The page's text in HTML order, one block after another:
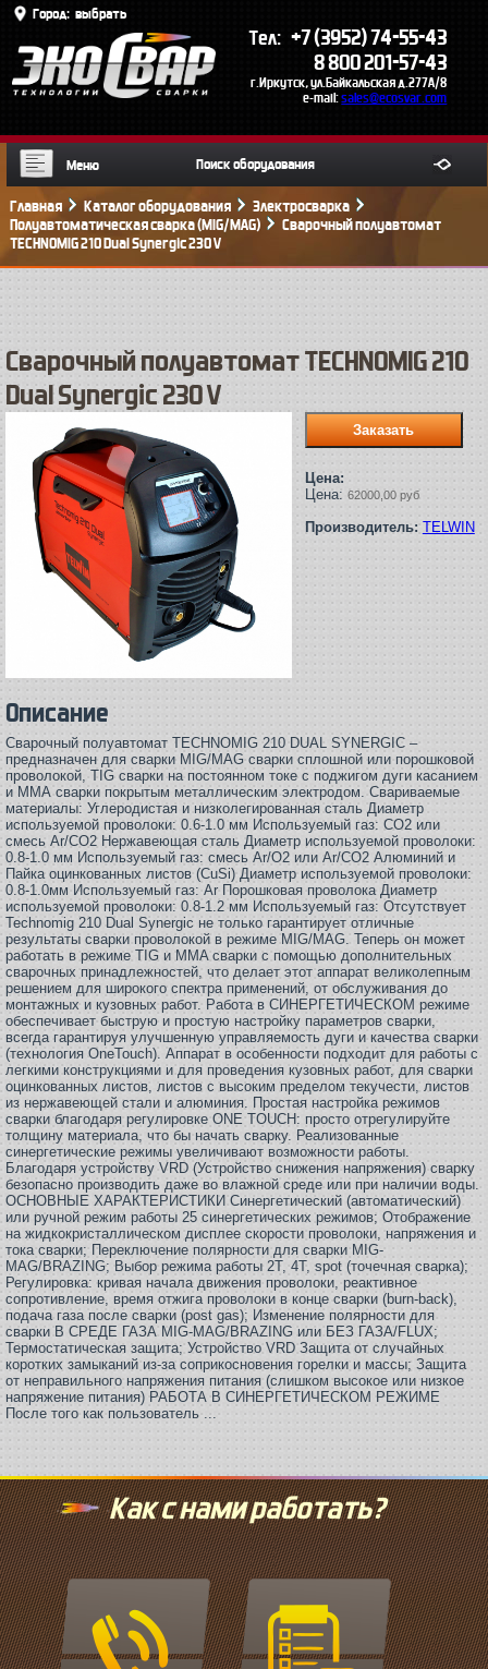
Город: выбрать
Тел: +7 (3952) 74-55-43
8 800 201-57-43
г.Иркутск, ул.Байкальская д.277А/8
e-mail:sales@ecosvar.com
Меню
Главная Каталог оборудования
Электросварка
Полуавтоматическая сварка (MIG/MAG)
Сварочный полуавтомат
TECHNOMIG 210 Dual Synergic 230 V
Сварочный полуавтомат TECHNOMIG 210
Dual Synergic 230 V
Цена:
Цена: 62000,00 руб
Производитель: TELWIN
Описание
Сварочный полуавтомат TECHNOMIG 210 DUAL SYNERGIC –
предназначен для сварки MIG/MAG сварки сплошной или порошковой
проволокой, TIG сварки на постоянном токе с поджигом дуги касанием
и ММА сварки покрытым металлическим электродом. Свариваемые
материалы: Углеродистая и низколегированная сталь Диаметр
используемой проволоки: 0.6-1.0 мм Используемый газ: CO2 или
смесь Ar/CO2 Нержавеющая сталь Диаметр используемой проволоки:
0.8-1.0 мм Используемый газ: смесь Ar/O2 или Ar/CO2 Алюминий и
Пайка оцинкованных листов (CuSi) Диаметр используемой проволоки:
0.8-1.0мм Используемый газ: Ar Порошковая проволока Диаметр
используемой проволоки: 0.8-1.2 мм Используемый газ: Отсутствует
Technomig 210 Dual Synergic не только гарантирует отличные
результаты сварки проволокой в режиме MIG/MAG. Теперь он может
работать в режиме TIG и MMA сварки с помощью дополнительных
сварочных принадлежностей, что делает этот аппарат великолепным
решением для широкого спектра применений, от обслуживания до
монтажных и кузовных работ. Работа в СИНЕРГЕТИЧЕСКОМ режиме
обеспечивает быструю и простую настройку параметров сварки,
всегда гарантируя улучшенную управляемость дуги и качества сварки
(технология ОneTouch). Аппарат в особенности подходит для работы с
легкими конструкциями и для проведения кузовных работ, для сварки
оцинкованных листов, листов с высоким пределом текучести, листов
из нержавеющей стали и алюминия. Простая настройка режимов
сварки благодаря регулировке ONE TOUCH: просто отрегулируйте
толщину материала, что бы начать сварку. Реализованные
синергетические режимы увеличивают возможности работы.
Благодаря устройству VRD (Устройство снижения напряжения) сварку
безопасно производить даже во влажной среде или при наличии воды.
ОСНОВНЫЕ ХАРАКТЕРИСТИКИ Синергетический (автоматический)
или ручной режим работы 25 синергетических режимов; Отображение
на жидкокристаллическом дисплее скорости проволоки, напряжения и
тока сварки; Переключение полярности для сварки MIG-
MAG/BRAZING; Выбор режима работы 2T, 4T, spot (точечная сварка);
Регулировка: кривая начала движения проволоки, реактивное
сопротивление, время отжига проволоки в конце сварки (burn-back),
подача газа после сварки (post gas); Изменение полярности для
сварки В СРЕДЕ ГАЗА MIG-MAG/BRAZING или БЕЗ ГАЗА/FLUX;
Термостатическая защита; Устройство VRD Защита от случайных
коротких замыканий из-за соприкосновения горелки и массы; Защита
от неправильного напряжения питания (слишком высокое или низкое
напряжение питания) РАБОТА В СИНЕРГЕТИЧЕСКОМ РЕЖИМЕ
После того как пользователь ...
Как с нами работать?